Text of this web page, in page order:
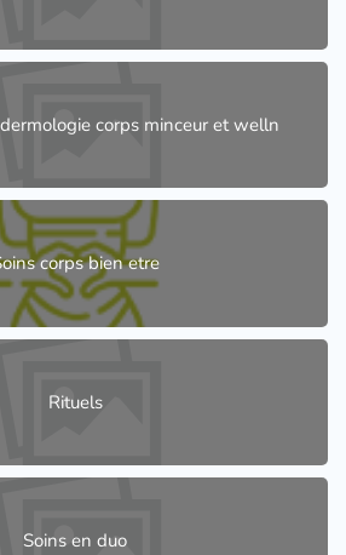
corps minceur et welln
corps bien etre
Rituels
Soins en duo